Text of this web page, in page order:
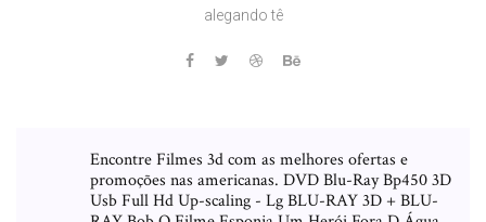
alegando tê
Encontre Filmes 3d com as melhores ofertas e
promoções nas americanas. DVD Blu-Ray Bp450 3D
Usb Full Hd Up-scaling - Lg BLU-RAY 3D + BLU-